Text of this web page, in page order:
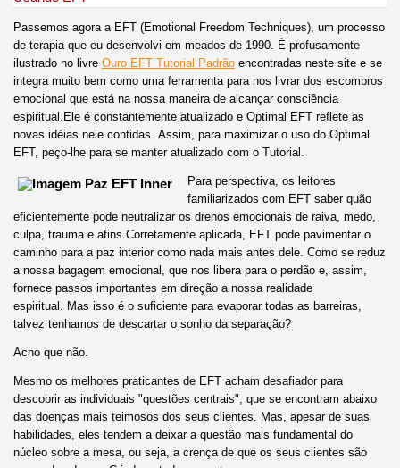
Passemos agora a EFT (Emotional Freedom Techniques), um processo
de terapia que eu desenvolvi em meados de 1990. É profusamente
ilustrado no livre Ouro EFT Tutorial Padrãoencontradas neste site e se
integra muito bem como uma ferramenta para nos livrar dos escombros
emocional que está na nossa maneira de alcançar consciência
espiritual.Ele é constantemente atualizado e Optimal EFT reflete as
novas idéias nele contidas. Assim, para maximizar o uso do Optimal
EFT, peço-lhe para se manter atualizado com o Tutorial.
Para perspectiva, os leitores
familiarizados com EFT saber quão
eficientemente pode neutralizar os drenos emocionais de raiva, medo,
culpa, trauma e afins.Corretamente aplicada, EFT pode pavimentar o
caminho para a paz interior como nada mais antes dele. Como se reduz
a nossa bagagem emocional, que nos libera para o perdão e, assim,
fornece passos importantes em direção a nossa realidade
espiritual. Mas isso é o suficiente para evaporar todas as barreiras,
talvez tenhamos de descartar o sonho da separação?
Acho que não.
Mesmo os melhores praticantes de EFT acham desafiador para
descobrir as individuais "questões centrais", que se encontram abaixo
das doenças mais teimosos dos seus clientes. Mas, apesar de suas
habilidades, eles tendem a deixar a questão mais fundamental do
núcleo sobre a mesa, ou seja, a crença de que os seus clientes são